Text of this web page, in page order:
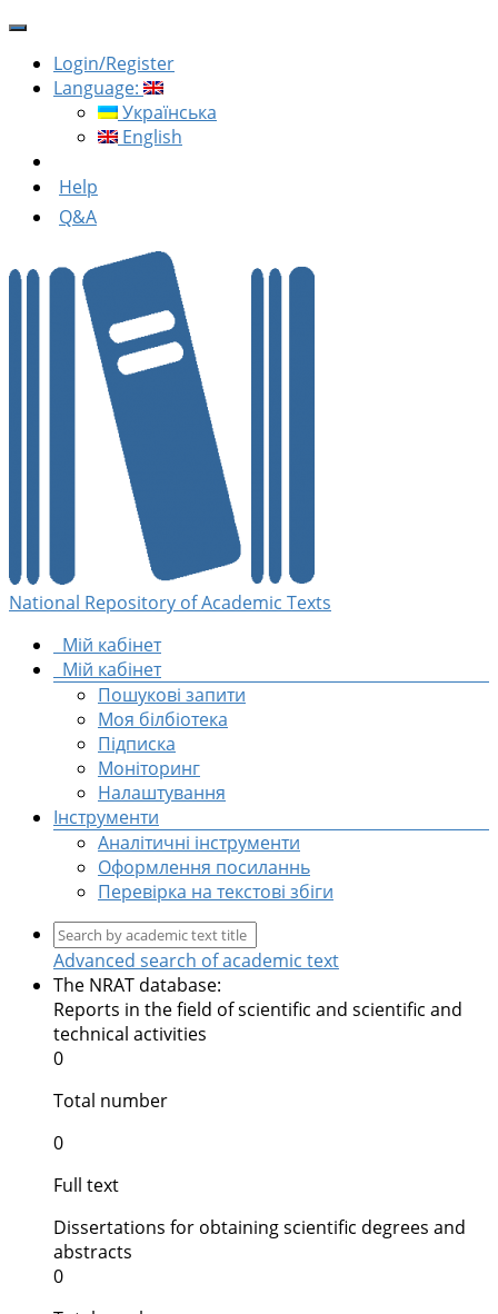
Login/Register
Language:
Українська
English
Help
Q&A
National Repository of Academic Texts
Мій кабінет
Мій кабінет
Пошукові запити
Моя білбіотека
Підписка
Моніторинг
Налаштування
Інструменти
Аналітичні інструменти
Оформлення посиланнь
Перевірка на текстові збіги
Advanced search of academic text
The NRAT database:
Reports in the field of scientific and scientific and
technical activities
0
Total number
0
Full text
Dissertations for obtaining scientific degrees and
abstracts
0